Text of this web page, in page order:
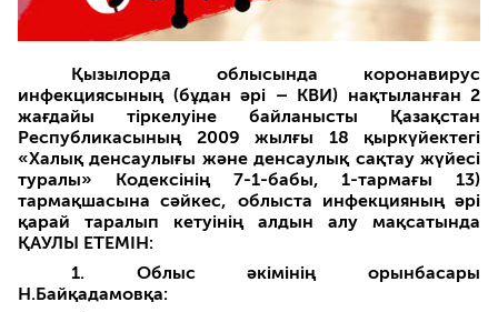
Қызылорда облысында коронавирус
инфекциясының (бұдан әрі – КВИ) нақтыланған 2
жағдайы тіркелуіне байланысты Қазақстан
Республикасының 2009 жылғы 18 қыркүйектегі
«Халық денсаулығы және денсаулық сақтау жүйесі
туралы» Кодексінің 7-1-бабы, 1-тармағы 13)
тармақшасына сәйкес, облыста инфекцияның әрі
қарай таралып кетуінің алдын алу мақсатында
ҚАУЛЫ ЕТЕМІН:
1. Облыс әкімінің орынбасары
Н.Байқадамовқа: